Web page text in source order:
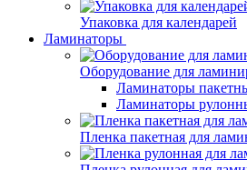
Упаковка для календарей
Ламинаторы
Оборудование для
Ламинаторы
Ламинаторы
Пленка пакетная для